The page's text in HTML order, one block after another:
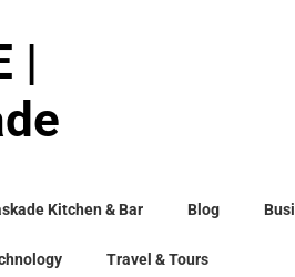
|
Kitchen & Bar Blog
Travel & Tours